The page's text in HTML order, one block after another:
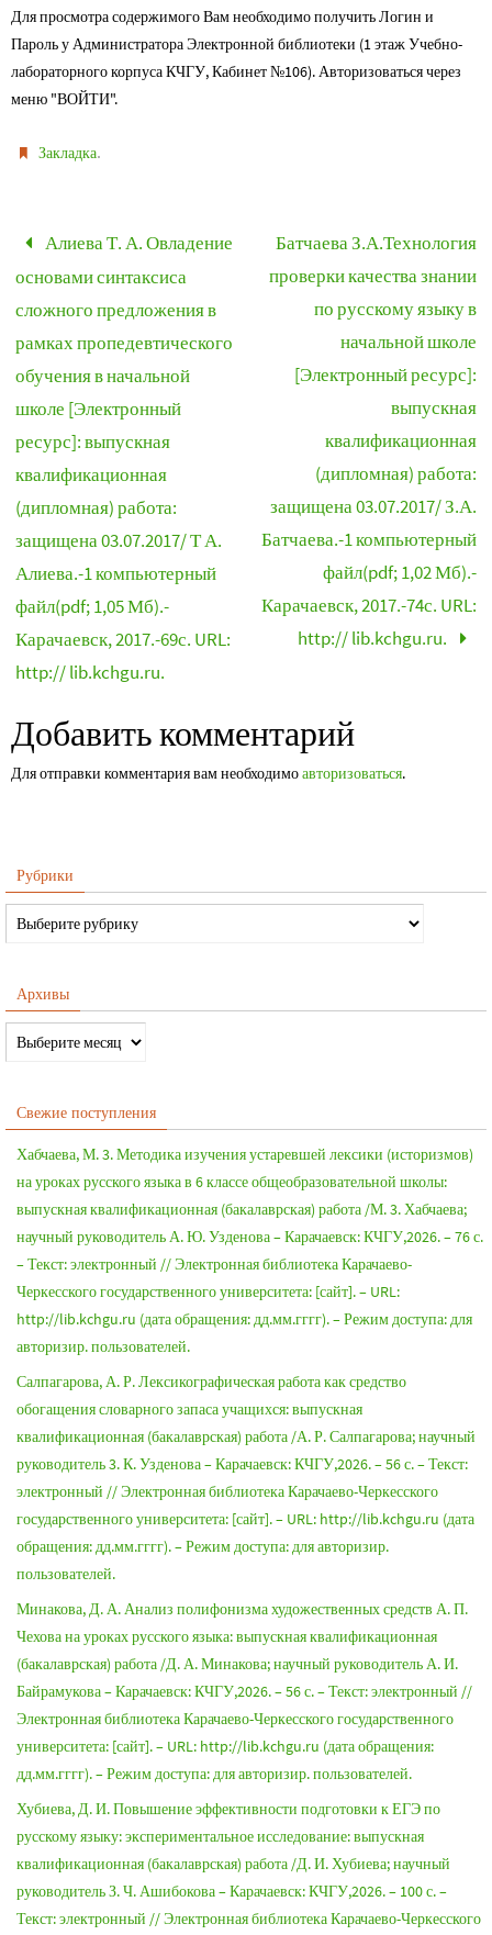
Для просмотра содержимого Вам необходимо получить Логин и
Пароль у Администратора Электронной библиотеки (1 этаж Учебно-
лабораторного корпуса КЧГУ, Кабинет №106). Авторизоваться через
меню "ВОЙТИ".
Закладка.
Алиева Т. А. Овладение
основами синтаксиса
сложного предложения в
рамках пропедевтического
обучения в начальной
школе [Электронный
ресурс]: выпускная
квалификационная
(дипломная) работа:
защищена 03.07.2017/ Т А.
Алиева.-1 компьютерный
файл(pdf; 1,05 Мб).-
Карачаевск, 2017.-69с. URL:
http:// lib.kchgu.ru.
Батчаева З.А.Технология
проверки качества знании
по русскому языку в
начальной школе
[Электронный ресурс]:
выпускная
квалификационная
(дипломная) работа:
защищена 03.07.2017/ З.А.
Батчаева.-1 компьютерный
файл(pdf; 1,02 Мб).-
Карачаевск, 2017.-74с. URL:
http:// lib.kchgu.ru.
Добавить комментарий
Для отправки комментария вам необходимоавторизоваться.
Рубрики
Архивы
Свежие поступления
Хабчаева, М. 3. Методика изучения устаревшей лексики (историзмов)
на уроках русского языка в 6 классе общеобразовательной школы:
выпускная квалификационная (бакалаврская) работа /М. 3. Хабчаева;
научный руководитель А. Ю. Узденова – Карачаевск: КЧГУ,2026. – 76 с.
– Текст: электронный // Электронная библиотека Карачаево-
Черкесского государственного университета: [сайт]. – URL:
http://lib.kchgu.ru (дата обращения: дд.мм.гггг). – Режим доступа: для
авторизир. пользователей.
Салпагарова, А. Р. Лексикографическая работа как средство
обогащения словарного запаса учащихся: выпускная
квалификационная (бакалаврская) работа /А. Р. Салпагарова; научный
руководитель 3. К. Узденова – Карачаевск: КЧГУ,2026. – 56 с. – Текст:
электронный // Электронная библиотека Карачаево-Черкесского
государственного университета: [сайт]. – URL: http://lib.kchgu.ru (дата
обращения: дд.мм.гггг). – Режим доступа: для авторизир.
пользователей.
Минакова, Д. А. Анализ полифонизма художественных средств А. П.
Чехова на уроках русского языка: выпускная квалификационная
(бакалаврская) работа /Д. А. Минакова; научный руководитель А. И.
Байрамукова – Карачаевск: КЧГУ,2026. – 56 с. – Текст: электронный //
Электронная библиотека Карачаево-Черкесского государственного
университета: [сайт]. – URL: http://lib.kchgu.ru (дата обращения:
дд.мм.гггг). – Режим доступа: для авторизир. пользователей.
Хубиева, Д. И. Повышение эффективности подготовки к ЕГЭ по
русскому языку: экспериментальное исследование: выпускная
квалификационная (бакалаврская) работа /Д. И. Хубиева; научный
руководитель З. Ч. Ашибокова – Карачаевск: КЧГУ,2026. – 100 с. –
Текст: электронный // Электронная библиотека Карачаево-Черкесского